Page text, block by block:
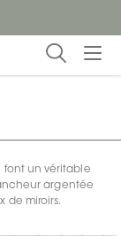
font un véritable
argentée
de miroirs.